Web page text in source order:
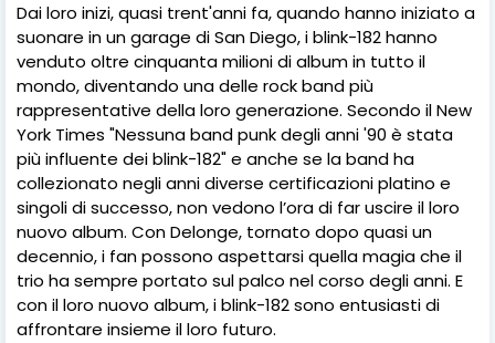
Dai loro inizi, quasi trent'anni fa, quando hanno iniziato a
suonare in un garage di San Diego, i blink-182 hanno
venduto oltre cinquanta milioni di album in tutto il
mondo, diventando una delle rock band più
rappresentative della loro generazione. Secondo il New
York Times "Nessuna band punk degli anni '90 è stata
più influente dei blink-182" e anche se la band ha
collezionato negli anni diverse certificazioni platino e
singoli di successo, non vedono l’ora di far uscire il loro
nuovo album. Con Delonge, tornato dopo quasi un
decennio, i fan possono aspettarsi quella magia che il
trio ha sempre portato sul palco nel corso degli anni. E
con il loro nuovo album, i blink-182 sono entusiasti di
affrontare insieme il loro futuro.